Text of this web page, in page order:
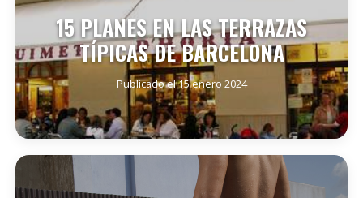
15 PLANES EN LAS TERRAZAS
TÍPICAS DE BARCELONA
Publicado el 15 enero 2024
SEGUIR LEYENDO